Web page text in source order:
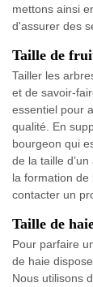
mettons ainsi
d'assurer des
Taille de
Tailler les
et de savoir-
essentiel pour
qualité. En
bourgeon qui
de la taille
la formation de
contacter un
Taille de
Pour parfaire
de haie
Nous utilisons